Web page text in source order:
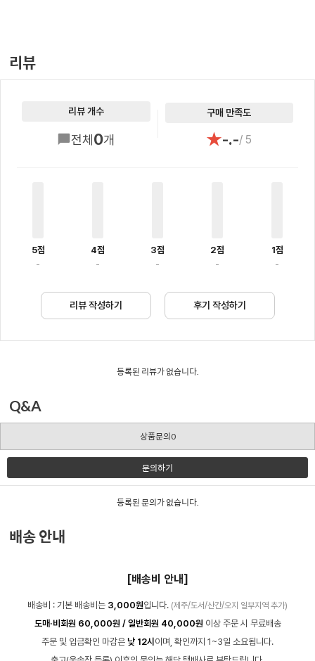
리뷰
리뷰 개수
전체0개
구매 만족도
★-.-/ 5
5점
-
4점
-
3점
-
2점
-
1점
-
리뷰 작성하기 후기 작성하기
등록된 리뷰가 없습니다.
Q&A
상품문의0
문의하기
등록된 문의가 없습니다.
배송 안내
[배송비 안내]
배송비 : 기본 배송비는 3,000원입니다. (제주/도서/산간/오지 일부지역 추가)
도매·비회원 60,000원 / 일반회원 40,000원 이상 주문 시 무료배송
주문 및 입금확인 마감은 낮 12시 이며, 확인까지 1~3일 소요됩니다.